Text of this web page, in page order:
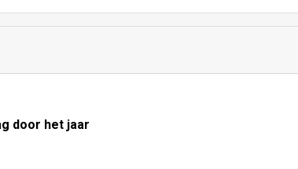
door het jaar